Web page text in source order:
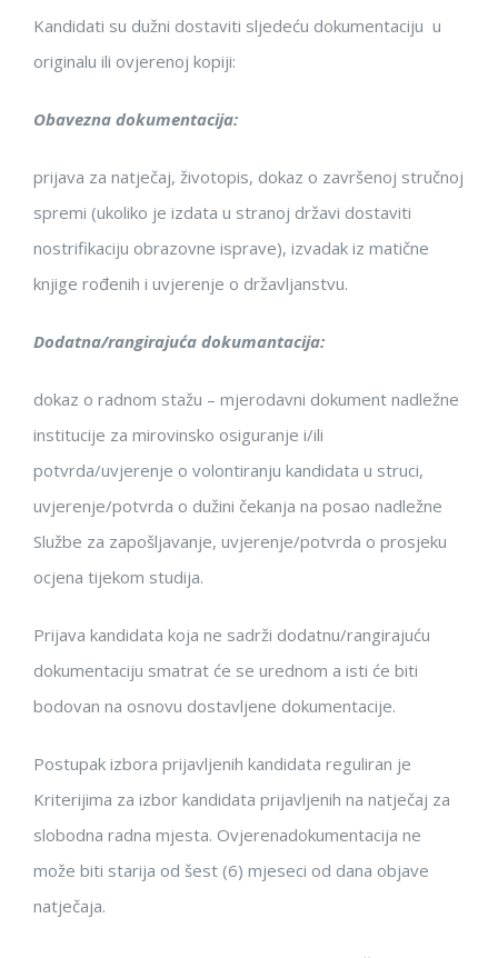
Kandidati su dužni dostaviti sljedeću dokumentaciju u
originalu ili ovjerenoj kopiji:
Obavezna dokumentacija:
prijava za natječaj, životopis, dokaz o završenoj stručnoj
spremi (ukoliko je izdata u stranoj državi dostaviti
nostrifikaciju obrazovne isprave), izvadak iz matične
knjige rođenih i uvjerenje o državljanstvu.
Dodatna/rangirajuća dokumantacija:
dokaz o radnom stažu – mjerodavni dokument nadležne
institucije za mirovinsko osiguranje i/ili
potvrda/uvjerenje o volontiranju kandidata u struci,
uvjerenje/potvrda o dužini čekanja na posao nadležne
Službe za zapošljavanje, uvjerenje/potvrda o prosjeku
ocjena tijekom studija.
Prijava kandidata koja ne sadrži dodatnu/rangirajuću
dokumentaciju smatrat će se urednom a isti će biti
bodovan na osnovu dostavljene dokumentacije.
Postupak izbora prijavljenih kandidata reguliran je
Kriterijima za izbor kandidata prijavljenih na natječaj za
slobodna radna mjesta. Ovjerenadokumentacija ne
može biti starija od šest (6) mjeseci od dana objave
natječaja.